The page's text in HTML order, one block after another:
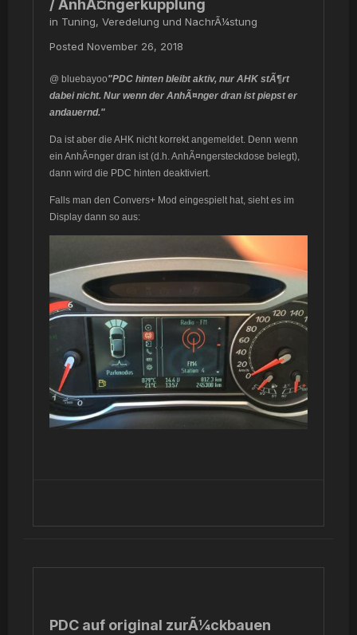
/ AnhÃ¤ngerkupplung
in Tuning, Veredelung und NachrÃ¼stung
Posted November 26, 2018
@ bluebayoo"PDC hinten bleibt aktiv, nur AHK stÃ¶rt
dabei nicht. Nur wenn der AnhÃ¤nger dran ist piepst er
andauernd."
Da ist aber die AHK nicht korrekt angemeldet. Denn wenn
ein AnhÃ¤nger dran ist (d.h. AnhÃ¤ngersteckdose belegt),
dann wird die PDC hinten deaktiviert.
Falls man den Convers+ Mod eingespielt hat, sieht es im
Display dann so aus:
PDC auf original zurÃ¼ckbauen